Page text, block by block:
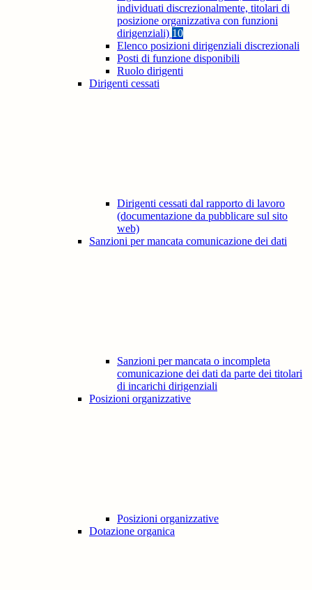
individuati discrezionalmente, titolari di
posizione organizzativa con funzioni
dirigenziali) 10
Elenco posizioni dirigenziali discrezionali
Posti di funzione disponibili
Ruolo dirigenti
Dirigenti cessati
Dirigenti cessati dal rapporto di lavoro
(documentazione da pubblicare sul sito
web)
Sanzioni per mancata comunicazione dei dati
Sanzioni per mancata o incompleta
comunicazione dei dati da parte dei titolari
di incarichi dirigenziali
Posizioni organizzative
Posizioni organizzative
Dotazione organica